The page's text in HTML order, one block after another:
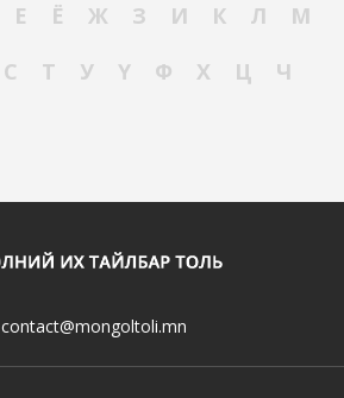
Е Ё Ж З И К Л
М
С Т У Ү Ф Х Ц
Ч
contact@mongoltoli.mn